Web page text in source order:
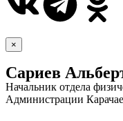
×
Сариев
Начальник отдела
Администрации